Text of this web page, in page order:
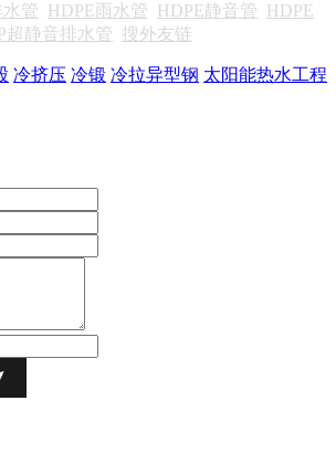
水管 HDPE雨水管 HDPE静音管 HDPE
超静音排水管 搜外友链
冷挤压 冷锻 冷拉异型钢 太阳能热水工程